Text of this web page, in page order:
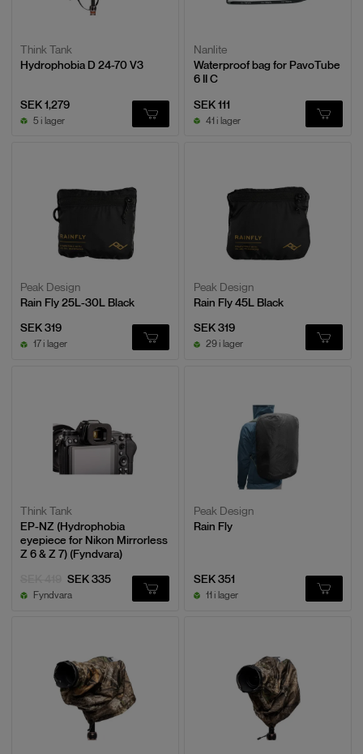
Think Tank
Hydrophobia D 24-70 V3
SEK 1,279
5 i lager
Nanlite
Waterproof bag for PavoTube
6 II C
SEK 111
41 i lager
Peak Design
Rain Fly 25L-30L Black
SEK 319
17 i lager
Peak Design
Rain Fly 45L Black
SEK 319
29 i lager
Think Tank
EP-NZ (Hydrophobia
eyepiece for Nikon Mirrorless
Z 6 & Z 7) (Fyndvara)
SEK 335
Fyndvara
Peak Design
Rain Fly
SEK 351
11 i lager